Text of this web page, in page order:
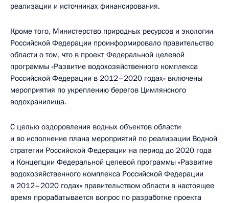
реализации и источниках финансирования.
Кроме того, Министерство природных ресурсов и экологии
Российской Федерации проинформировало правительство
области о том, что в проект Федеральной целевой
программы «Развитие водохозяйственного комплекса
Российской Федерации в 2012–2020 годах» включены
мероприятия по укреплению берегов Цимлянского
водохранилища.
С целью оздоровления водных объектов области
и во исполнение плана мероприятий по реализации Водной
стратегии Российской Федерации на период до 2020 года
и Концепции Федеральной целевой программы «Развитие
водохозяйственного комплекса Российской Федерации
в 2012–2020 годах» правительством области в настоящее
время прорабатывается вопрос по разработке проекта